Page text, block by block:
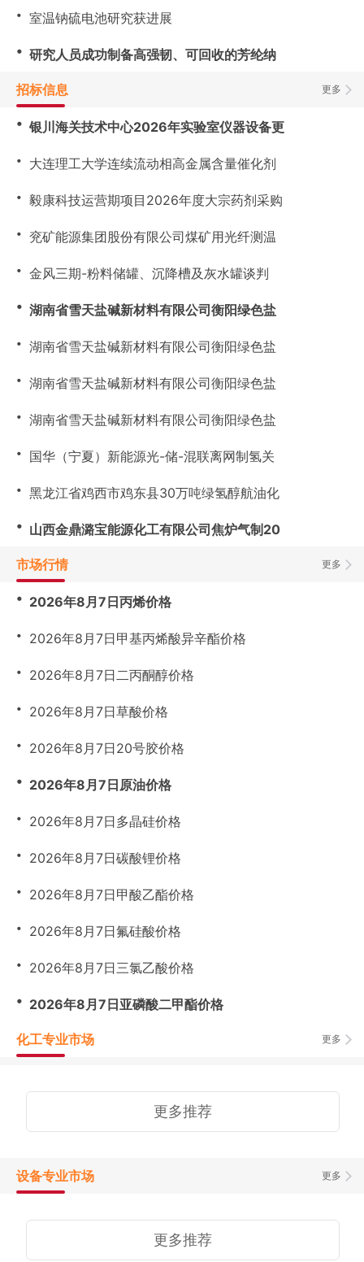
・ 室温钠硫电池研究获进展
・ 研究人员成功制备高强韧、可回收的芳纶纳
更多
招标信息
・ 银川海关技术中心2026年实验室仪器设备更
・ 大连理工大学连续流动相高金属含量催化剂
・ 毅康科技运营期项目2026年度大宗药剂采购
・ 兖矿能源集团股份有限公司煤矿用光纤测温
・ 金风三期-粉料储罐、沉降槽及灰水罐谈判
・ 湖南省雪天盐碱新材料有限公司衡阳绿色盐
・ 湖南省雪天盐碱新材料有限公司衡阳绿色盐
・ 湖南省雪天盐碱新材料有限公司衡阳绿色盐
・ 湖南省雪天盐碱新材料有限公司衡阳绿色盐
・ 国华（宁夏）新能源光-储-混联离网制氢关
・ 黑龙江省鸡西市鸡东县30万吨绿氢醇航油化
・ 山西金鼎潞宝能源化工有限公司焦炉气制20
更多
市场行情
・ 2026年8月7日丙烯价格
・ 2026年8月7日甲基丙烯酸异辛酯价格
・ 2026年8月7日二丙酮醇价格
・ 2026年8月7日草酸价格
・ 2026年8月7日20号胶价格
・ 2026年8月7日原油价格
・ 2026年8月7日多晶硅价格
・ 2026年8月7日碳酸锂价格
・ 2026年8月7日甲酸乙酯价格
・ 2026年8月7日氟硅酸价格
・ 2026年8月7日三氯乙酸价格
・ 2026年8月7日亚磷酸二甲酯价格
更多
化工专业市场
更多推荐
更多
设备专业市场
更多推荐